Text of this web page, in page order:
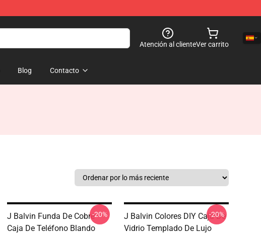
Atención al clienteVer carrito
Blog Contacto
J Balvin Funda De Cobre
Caja De Teléfono Blando
-20%
J Balvin Colores DIY Caja De
Vidrio Templado De Lujo
-20%